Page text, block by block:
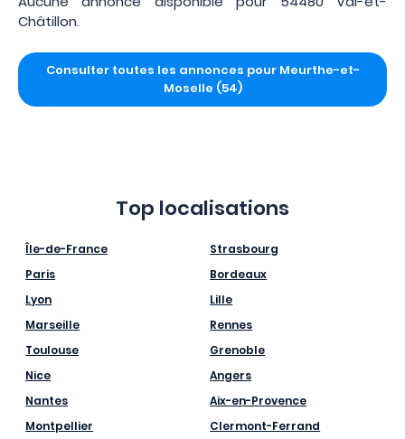
Châtillon.
Consulter toutes les annonces pour Meurthe-et-
Moselle (54)
Top localisations
Île-de-France
Paris
Lyon
Marseille
Toulouse
Nice
Nantes
Montpellier
Strasbourg
Bordeaux
Lille
Rennes
Grenoble
Angers
Aix-en-Provence
Clermont-Ferrand